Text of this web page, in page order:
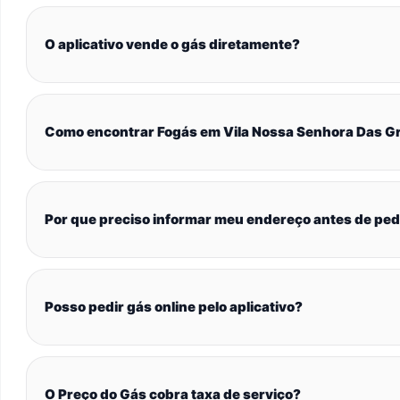
O aplicativo vende o gás diretamente?
Como encontrar Fogás em Vila Nossa Senhora Das
Por que preciso informar meu endereço antes de
Posso pedir gás online pelo aplicativo?
O Preço do Gás cobra taxa de serviço?